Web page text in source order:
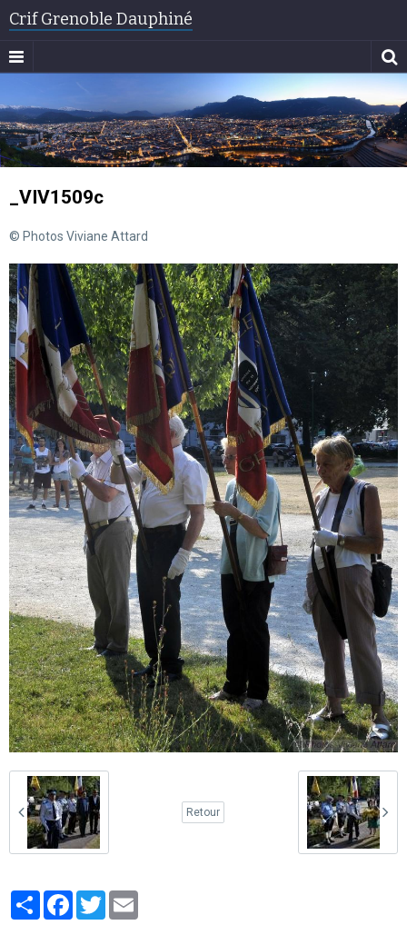
Crif Grenoble Dauphiné
_VIV1509c
© Photos Viviane Attard
Retour
PartagerFacebook
Twitter